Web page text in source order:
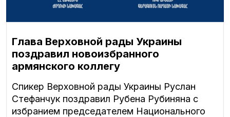
Глава Верховной рады Украины
поздравил новоизбранного
армянского коллегу
Спикер Верховной рады Украины Руслан
Стефанчук поздравил Рубена Рубиняна с
избранием председателем Национального